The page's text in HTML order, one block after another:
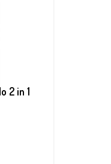
2 in 1